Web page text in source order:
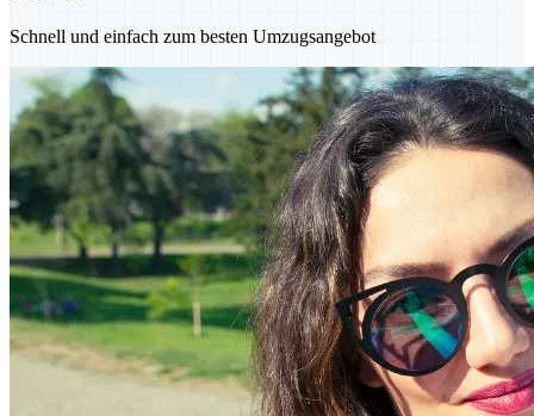
Schnell und einfach zum besten Umzugsangebot